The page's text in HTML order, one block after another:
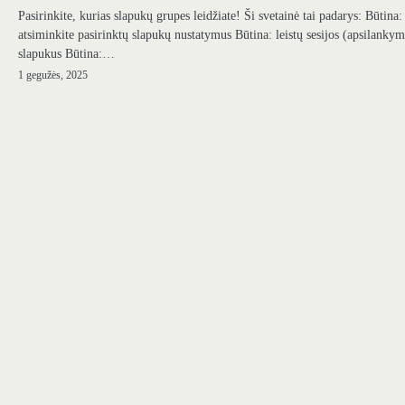
Pasirinkite, kurias slapukų grupes leidžiate! Ši svetainė tai padarys: Būtina:
atsiminkite pasirinktų slapukų nustatymus Būtina: leistų sesijos
slapukus Būtina:…
1 gegužės, 2025